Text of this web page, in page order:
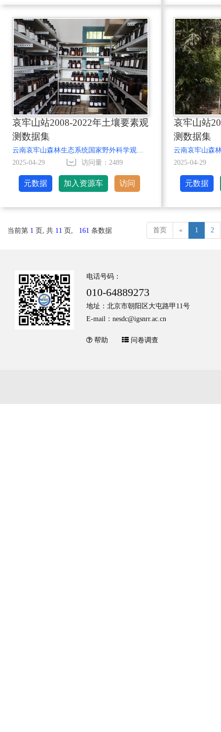
哀牢山站2008-2022年土壤要素观
测数据集
云南哀牢山森林生态系统国家野外科学观测研究站
2025-04-29
访问量：2489
元数据 加入资源车 访问
哀牢山站
测数据集
2025-04-29
元数据
当前第 1 页, 共 11 页, 161 条数据 首页 « 1 2
电话号码：
010-64889273
地址：北京市朝阳区大屯路甲11号
E-mail：nesdc@igsnrr.ac.cn
帮助 问卷调查